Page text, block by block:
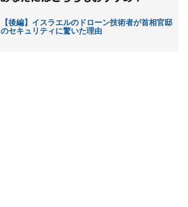
【後編】イスラエルのドローン技術者が首相官邸
のセキュリティに驚いた理由